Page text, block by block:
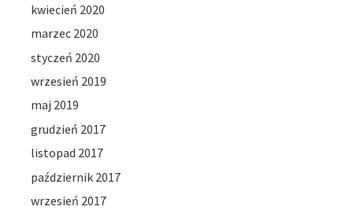
kwiecień 2020
marzec 2020
styczeń 2020
wrzesień 2019
maj 2019
grudzień 2017
listopad 2017
październik 2017
wrzesień 2017